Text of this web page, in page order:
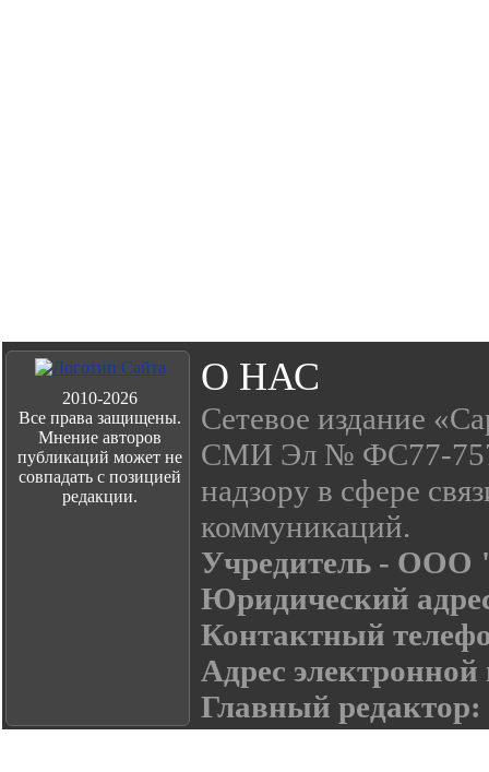
2010-2026
Все права защищены.
Мнение авторов
публикаций может не
совпадать с позицией
редакции.
О НАС
Сетевое издание
СМИ Эл № ФС77-
надзору в сфере
коммуникаций.
Учредитель - ООО
Юридический
Контактный
Адрес
Главный редактор: